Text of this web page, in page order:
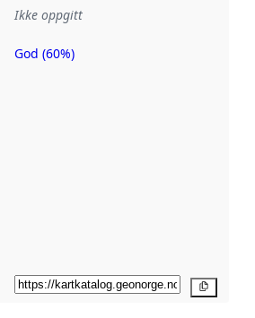
Ikke oppgitt
Metadatakvalitet
God (60%)